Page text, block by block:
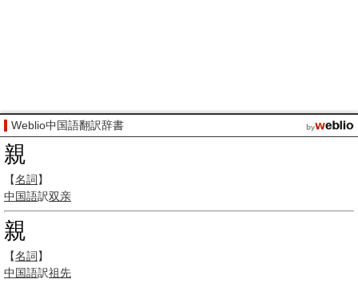
Weblio中国語翻訳辞書
親
【名詞】
中国語訳双亲
親
【名詞】
中国語訳祖先